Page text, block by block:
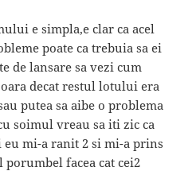
e simpla,e clar ca acel
poate ca trebuia sa ei
de lansare sa vezi cum
decat restul lotului era
putea sa aibe o problema
soimul vreau sa iti zic ca
eu mi-a ranit 2 si mi-a prins
facea cat cei2